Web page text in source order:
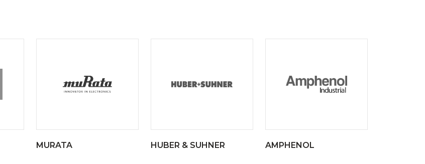
MURATA HUBER & SUHNER AMPHENOL